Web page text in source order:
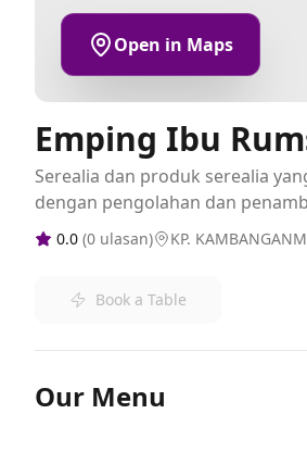
Open in Maps
Emping Ibu
Serealia dan produk serealia
dengan pengolahan dan
0.0 (0 ulasan) KP.
Book a Table
Our Menu